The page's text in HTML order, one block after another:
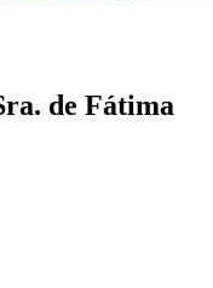
de Fátima